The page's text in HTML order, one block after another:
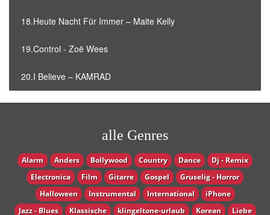
18.Heute Nacht Für Immer – Maite Kelly
19.Control - Zoë Wees
20.I Believe – KAMRAD
alle Genres
Alarm Anders Bollywood Country Dance
Dj - Remix
Electronica
Film Gitarre Gospel
Gruselig - Horror
Halloween
Instrumental International
iPhone
Jazz - Blues
Klassische klingeltone-urlaub Korean Liebe